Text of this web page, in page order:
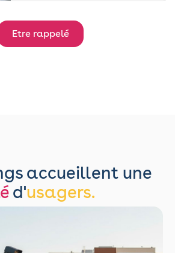
Etre rappelé
accueillent une
d'usagers.